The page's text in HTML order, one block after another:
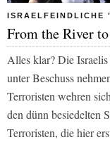
ISRAELFEINDLICHE
From the River
Alles klar? Die
unter Beschuss
Terroristen wehren
den dünn besiedelten
Terroristen, die hier